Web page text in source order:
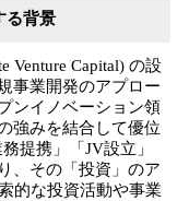
る背景
Venture Capital) の設
事業開発のアプロー
ンイノベーション領
強みを結合して優位
提携」「JV設立」
、その「投資」のア
的な投資活動や事業